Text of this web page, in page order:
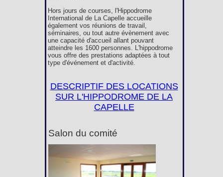
Hors jours de courses, l'Hippodrome
International de La Capelle accueille
également vos réunions de travail,
séminaires, ou tout autre évènement avec
une capacité d'accueil allant pouvant
atteindre les 1600 personnes. L'hippodrome
vous offre des prestations adaptées à tout
type d'événement et d'activité.
DESCRIPTIF DES LOCATIONS
SUR L'HIPPODROME DE LA
CAPELLE
Salon du comité